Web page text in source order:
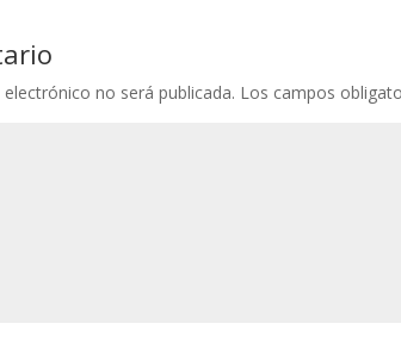
no será publicada. Los campos